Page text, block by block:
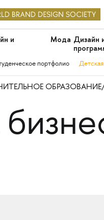
и
Мода Дизайн
портфолио
ОБРАЗОВАНИЕ